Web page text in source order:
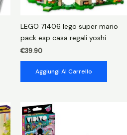
LEGO 71406 lego super mario
pack esp casa regali yoshi
€39.90
Aggiungi Al Carrello